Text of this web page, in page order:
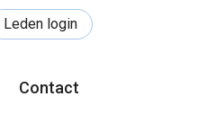
Leden login
Contact